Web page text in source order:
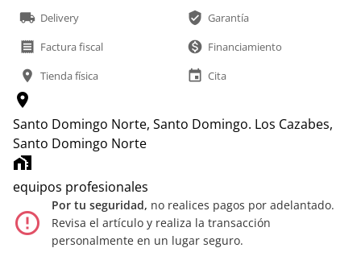
local_shipping Delivery verified_user Garantía
receipt Factura fiscal monetization_on Financiamiento
location_on Tienda física event Cita
location_on
Santo Domingo Norte, Santo Domingo. Los Cazabes,
Santo Domingo Norte
home_work
equipos profesionales
error_outline
Por tu seguridad, no realices pagos por adelantado.
Revisa el artículo y realiza la transacción
personalmente en un lugar seguro.